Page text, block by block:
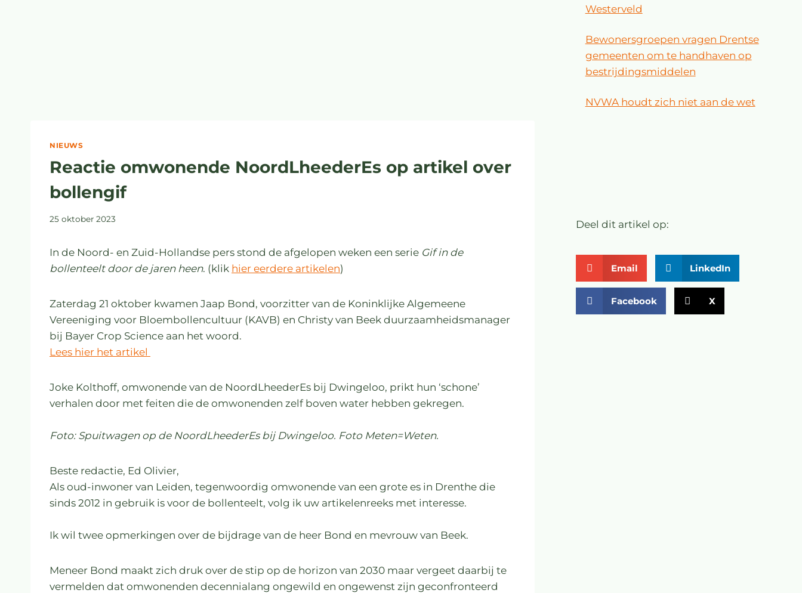
NIEUWS
Reactie omwonende NoordLheederEs op artikel over
bollengif
25 oktober 2023
In de Noord- en Zuid-Hollandse pers stond de afgelopen weken een serie Gif in de
bollenteelt door de jaren heen. (klik hier eerdere artikelen)
Zaterdag 21 oktober kwamen Jaap Bond, voorzitter van de Koninklijke Algemeene
Vereeniging voor Bloembollencultuur (KAVB) en Christy van Beek duurzaamheidsmanager
bij Bayer Crop Science aan het woord.
Lees hier het artikel
Joke Kolthoff, omwonende van de NoordLheederEs bij Dwingeloo, prikt hun ‘schone’
verhalen door met feiten die de omwonenden zelf boven water hebben gekregen.
Foto: Spuitwagen op de NoordLheederEs bij Dwingeloo. Foto Meten=Weten.
Beste redactie, Ed Olivier,
Als oud-inwoner van Leiden, tegenwoordig omwonende van een grote es in Drenthe die
sinds 2012 in gebruik is voor de bollenteelt, volg ik uw artikelenreeks met interesse.
Ik wil twee opmerkingen over de bijdrage van de heer Bond en mevrouw van Beek.
Meneer Bond maakt zich druk over de stip op de horizon van 2030 maar vergeet daarbij te
vermelden dat omwonenden decennialang ongewild en ongewenst zijn geconfronteerd
Westerveld
Bewonersgroepen vragen Drentse
gemeenten om te handhaven op
bestrijdingsmiddelen
NVWA houdt zich niet aan de wet
Deel dit artikel op:
Email LinkedIn
Facebook X